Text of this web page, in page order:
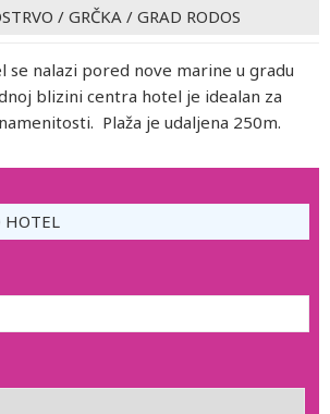
/ GRČKA / GRAD RODOS
se nalazi pored nove marine u gradu
blizini centra hotel je idealan za
Plaža je udaljena 250m.
HOTEL